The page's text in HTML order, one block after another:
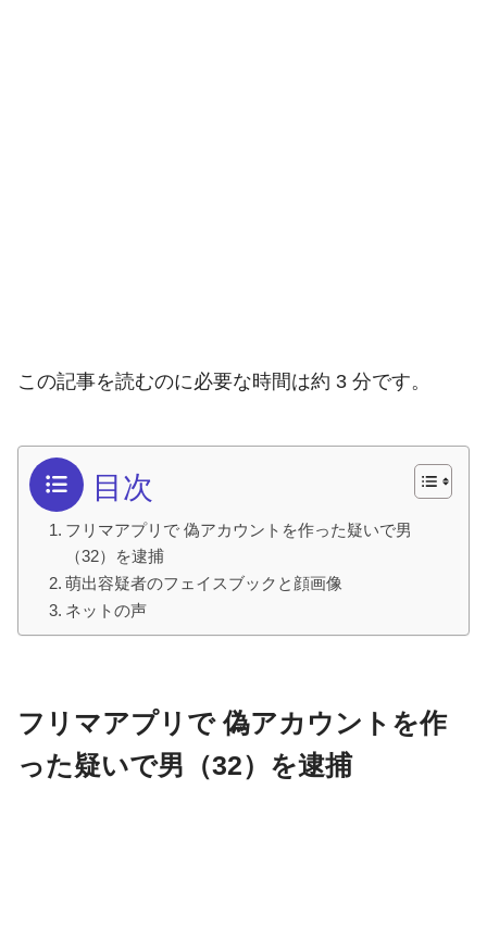
この記事を読むのに必要な時間は約 3 分です。
目次
フリマアプリで 偽アカウントを作った疑いで男
（32）を逮捕
萌出容疑者のフェイスブックと顔画像
ネットの声
フリマアプリで 偽アカウントを作
った疑いで男（32）を逮捕